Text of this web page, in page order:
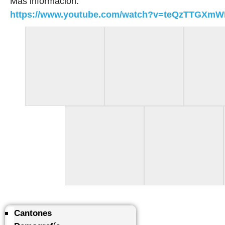
https://www.youtube.com/
Cantones